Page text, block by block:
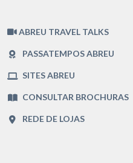
ABREU TRAVEL TALKS
PASSATEMPOS ABREU
SITES ABREU
CONSULTAR BROCHURAS
REDE DE LOJAS